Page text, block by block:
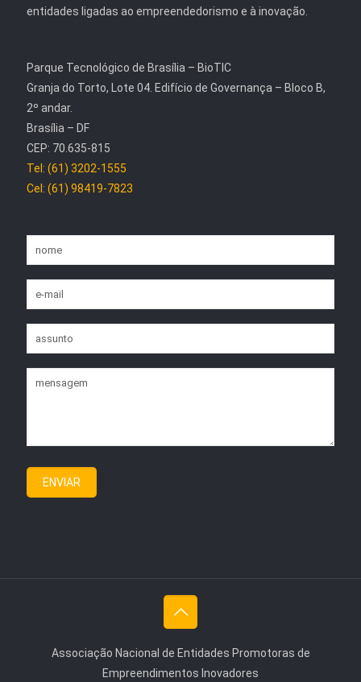
entidades ligadas ao empreendedorismo e à inovação.
Parque Tecnológico de Brasília – BioTIC
Granja do Torto, Lote 04. Edifício de Governança – Bloco B,
2º andar.
Brasília – DF
CEP: 70.635-815
Tel: (61) 3202-1555
Cel: (61) 98419-7823
Associação Nacional de Entidades Promotoras de
Empreendimentos Inovadores